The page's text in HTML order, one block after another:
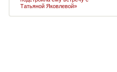
Татьяной Яковлевой»